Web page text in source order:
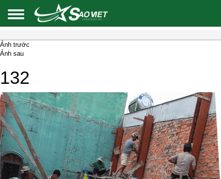
Ảnh trước
Ảnh sau
132